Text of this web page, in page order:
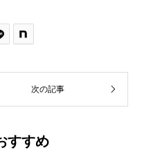
次の記事
すすめ